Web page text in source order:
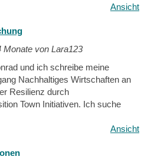
Ansicht
Monate von Lara123
und ich schreibe meine
Nachhaltiges Wirtschaften an
Resilienz durch
Town Initiativen. Ich suche
Ansicht